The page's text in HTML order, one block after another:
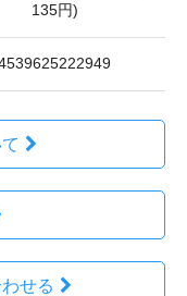
135円)
せる